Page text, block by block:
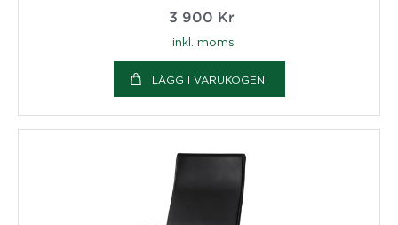
3 900 Kr
inkl. moms
LÄGG I VARUKOGEN